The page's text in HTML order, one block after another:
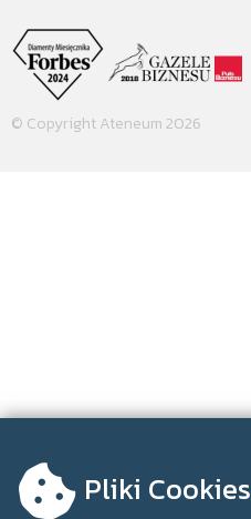
© Copyright Ateneum 2026
Pliki Cookies